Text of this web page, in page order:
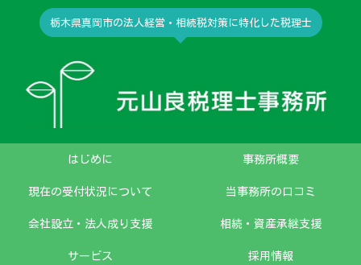
栃木県真岡市の法人経営・相続税対策に特化した税理士
はじめに 事務所概要
現在の受付状況について 当事務所の口コミ
会社設立・法人成り支援 相続・資産承継支援
サービス 採用情報